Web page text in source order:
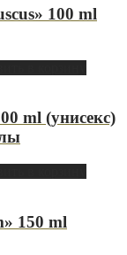
100 ml
ml (унисекс)
150 ml